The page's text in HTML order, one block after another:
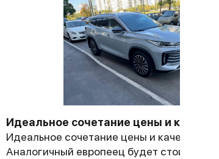
Идеальное сочетание цены и
Идеальное сочетание цены и качества.
Аналогичный европеец будет стоить